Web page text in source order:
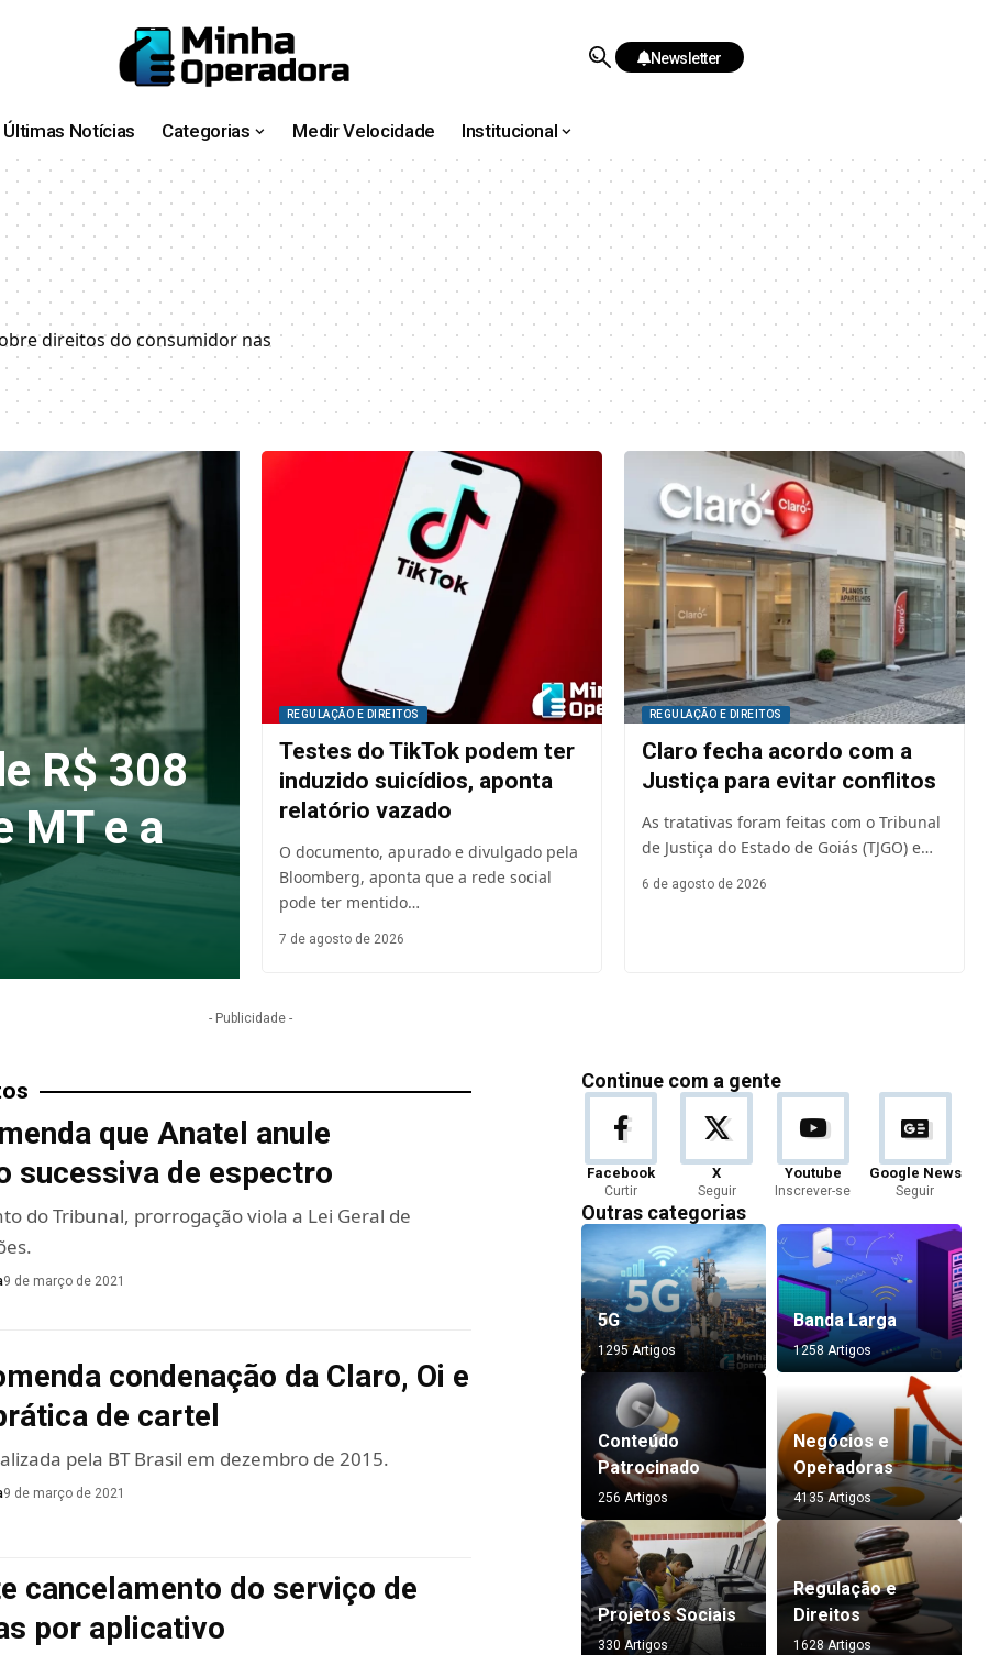
Newsletter
Últimas Notícias Categorias Medir Velocidade Institucional
direitos do consumidor nas
R$ 308
MT e a
REGULAÇÃO E DIREITOS
Testes do TikTok podem ter
induzido suicídios, aponta
relatório vazado
O documento, apurado e divulgado pela
Bloomberg, aponta que a rede social
pode ter mentido…
7 de agosto de 2026
REGULAÇÃO E DIREITOS
Claro fecha acordo com a
Justiça para evitar conflitos
As tratativas foram feitas com o Tribunal
de Justiça do Estado de Goiás (TJGO) e…
6 de agosto de 2026
- Publicidade -
que Anatel anule
sucessiva de espectro
do Tribunal, prorrogação viola a Lei Geral de
9 de março de 2021
condenação da Claro, Oi e
de cartel
pela BT Brasil em dezembro de 2015.
9 de março de 2021
cancelamento do serviço de
por aplicativo
Continue com a gente
Facebook
Curtir
X
Seguir
Youtube
Inscrever-se
Google News
Seguir
Outras categorias
5G
1295 Artigos
Banda Larga
1258 Artigos
Conteúdo
Patrocinado
256 Artigos
Negócios e
Operadoras
4135 Artigos
Projetos Sociais
330 Artigos
Regulação e
Direitos
1628 Artigos